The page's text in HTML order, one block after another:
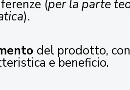
(per la parte
).
del prodotto,
e beneficio.